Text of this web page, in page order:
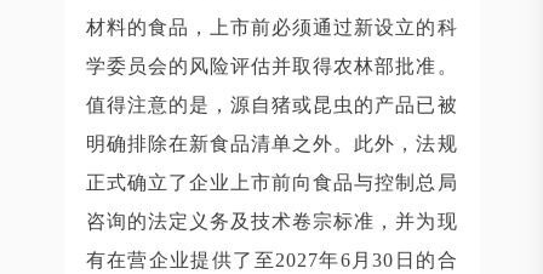
材料的食品，上市前必须通过新设立的科
学委员会的风险评估并取得农林部批准。
值得注意的是，源自猪或昆虫的产品已被
明确排除在新食品清单之外。此外，法规
正式确立了企业上市前向食品与控制总局
咨询的法定义务及技术卷宗标准，并为现
有在营企业提供了至2027年6月30日的合